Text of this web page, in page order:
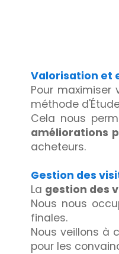
Valorisation et
Pour
méthode
Cela nous
améliorations
acheteurs.
Gestion des
La gestion des
Nous nous
finales.
Nous veillons à
pour les